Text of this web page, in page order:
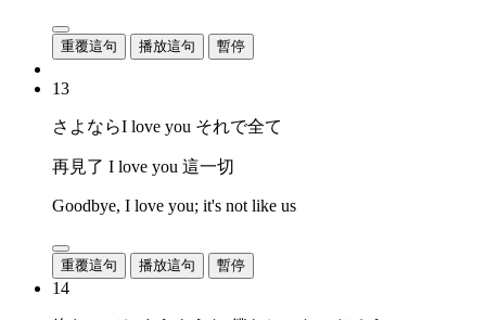
重覆這句 播放這句 暫停
13
さよならI love you それで全て
再見了 I love you 這一切
Goodbye, I love you; it's not like us
重覆這句 播放這句 暫停
14